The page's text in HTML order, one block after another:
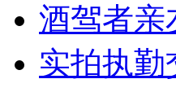
女孩北京地铁殴打老
酒驾者亲
实拍执